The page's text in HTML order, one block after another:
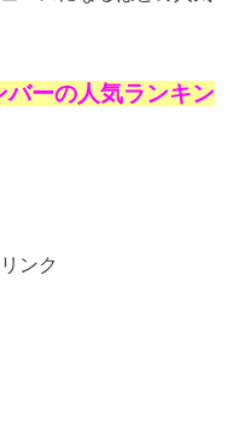
バーの人気ランキン
ンク